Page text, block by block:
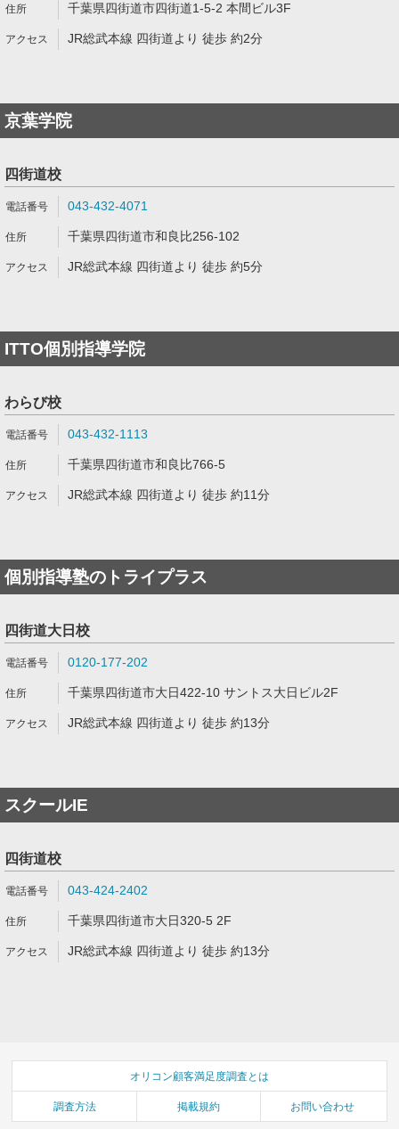
千葉県四街道市四街道1-5-2 本間ビル3F
JR総武本線 四街道より 徒歩 約2分
京葉学院
四街道校
043-432-4071
千葉県四街道市和良比256-102
JR総武本線 四街道より 徒歩 約5分
ITTO個別指導学院
わらび校
043-432-1113
千葉県四街道市和良比766-5
JR総武本線 四街道より 徒歩 約11分
個別指導塾のトライプラス
四街道大日校
0120-177-202
千葉県四街道市大日422-10 サントス大日ビル2F
JR総武本線 四街道より 徒歩 約13分
スクールIE
四街道校
043-424-2402
千葉県四街道市大日320-5 2F
JR総武本線 四街道より 徒歩 約13分
オリコン顧客満足度調査とは
調査方法 掲載規約 お問い合わせ